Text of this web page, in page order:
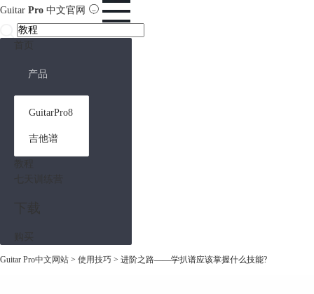
Guitar Pro 中文官网
产品
GuitarPro8
吉他谱
Guitar Pro中文网站 > 使用技巧 > 进阶之路——学扒谱应该掌握什么技能?